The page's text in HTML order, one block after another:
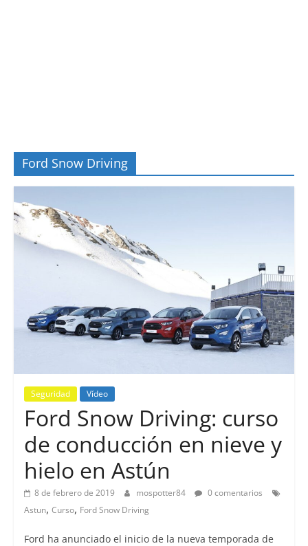
Ford Snow Driving
Seguridad Vídeo
Ford Snow Driving: curso
de conducción en nieve y
hielo en Astún
8 de febrero de 2019 mospotter84
0 comentarios
Astun, Curso, Ford Snow Driving
Ford ha anunciado el inicio de la nueva temporada de